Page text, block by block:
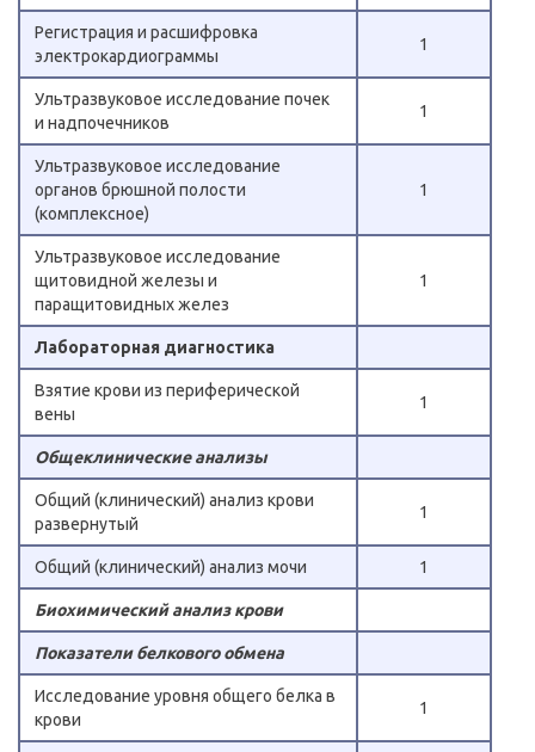
Регистрация и расшифровка
электрокардиограммы
1
Ультразвуковое исследование почек
и надпочечников
1
Ультразвуковое исследование
органов брюшной полости
(комплексное)
1
Ультразвуковое исследование
щитовидной железы и
паращитовидных желез
1
Лабораторная диагностика
Взятие крови из периферической
вены
1
Общеклинические анализы
Общий (клинический) анализ крови
развернутый
1
Общий (клинический) анализ мочи 1
Биохимический анализ крови
Показатели белкового обмена
Исследование уровня общего белка в
крови
1